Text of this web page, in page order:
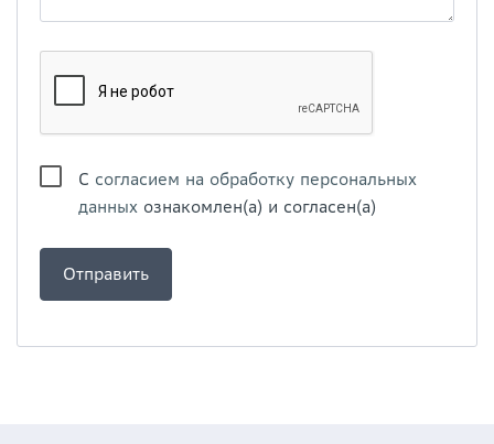
С согласием на обработку персональных
данных ознакомлен(а) и согласен(а)